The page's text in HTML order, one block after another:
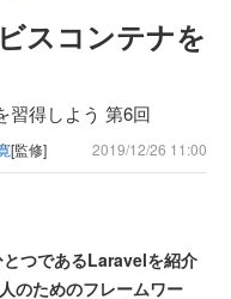
スコンテナを
習得しよう 第6回
[監修] 2019/12/26 11:00
つであるLaravelを紹介
のためのフレームワー